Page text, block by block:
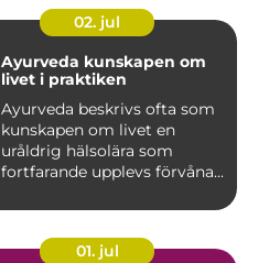
02. jul
Ayurveda kunskapen om
livet i praktiken
Ayurveda beskrivs ofta som
kunskapen om livet en
uråldrig hälsolära som
fortfarande upplevs förvåna...
01. jul